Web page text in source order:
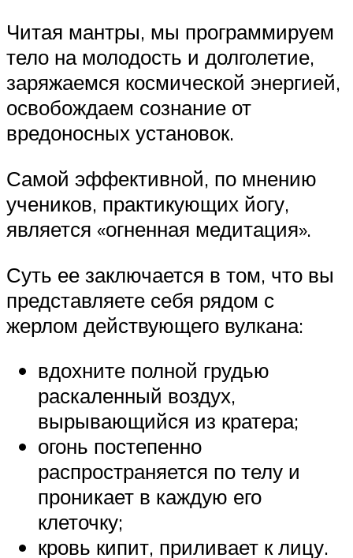
Читая мантры, мы программируем
тело на молодость и долголетие,
заряжаемся космической энергией,
освобождаем сознание от
вредоносных установок.
Самой эффективной, по мнению
учеников, практикующих йогу,
является «огненная медитация».
Суть ее заключается в том, что вы
представляете себя рядом с
жерлом действующего вулкана:
вдохните полной грудью
раскаленный воздух,
вырывающийся из кратера;
огонь постепенно
распространяется по телу и
проникает в каждую его
клеточку;
кровь кипит, приливает к лицу.